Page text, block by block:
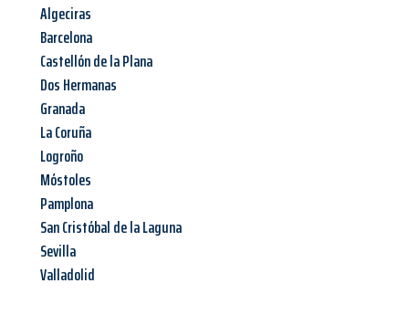
Algeciras
Barcelona
Castellón de la Plana
Dos Hermanas
Granada
La Coruña
Logroño
Móstoles
Pamplona
San Cristóbal de la Laguna
Sevilla
Valladolid